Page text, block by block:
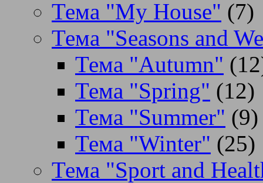
Тема "My House" (7)
Тема "Seasons and
Тема "Autumn"
Тема "Spring" (12)
Тема "Summer" (9)
Тема "Winter" (25)
Тема "Sport and